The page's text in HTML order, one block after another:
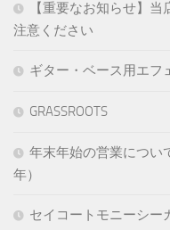
【重要なお知らせ】
注意ください
ギター・ベース用エフ
GRASSROOTS
年末年始の営業につ
年）
セイコートモニーシ